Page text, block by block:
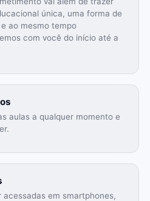
única, uma forma de
ao mesmo tempo
com você do início até a
aulas a qualquer momento e
acessadas em smartphones,